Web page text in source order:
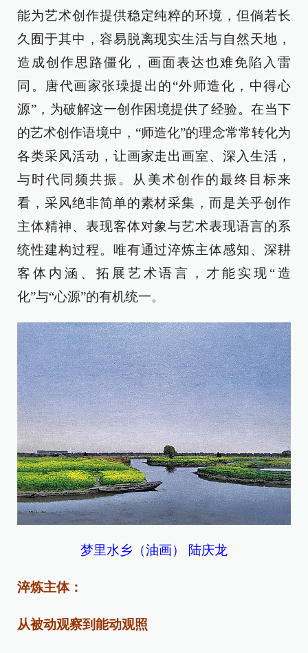
能为艺术创作提供稳定纯粹的环境，但倘若长
久囿于其中，容易脱离现实生活与自然天地，
造成创作思路僵化，画面表达也难免陷入雷
同。唐代画家张璪提出的“外师造化，中得心
源”，为破解这一创作困境提供了经验。在当下
的艺术创作语境中，“师造化”的理念常常转化为
各类采风活动，让画家走出画室、深入生活，
与时代同频共振。从美术创作的最终目标来
看，采风绝非简单的素材采集，而是关乎创作
主体精神、表现客体对象与艺术表现语言的系
统性建构过程。唯有通过淬炼主体感知、深耕
客体内涵、拓展艺术语言，才能实现“造
化”与“心源”的有机统一。
梦里水乡（油画） 陆庆龙
淬炼主体：
从被动观察到能动观照